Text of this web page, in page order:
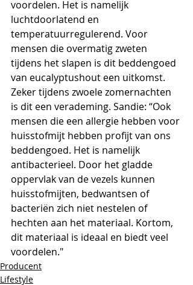
voordelen. Het is namelijk
luchtdoorlatend en
temperatuurregulerend. Voor
mensen die overmatig zweten
tijdens het slapen is dit beddengoed
van eucalyptushout een uitkomst.
Zeker tijdens zwoele zomernachten
is dit een verademing. Sandie: “Ook
mensen die een allergie hebben voor
huisstofmijt hebben profijt van ons
beddengoed. Het is namelijk
antibacterieel. Door het gladde
oppervlak van de vezels kunnen
huisstofmijten, bedwantsen of
bacteriën zich niet nestelen of
hechten aan het materiaal. Kortom,
dit materiaal is ideaal en biedt veel
voordelen."
Producent
Lifestyle